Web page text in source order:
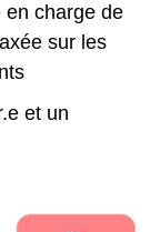
en charge de
sur les
et un